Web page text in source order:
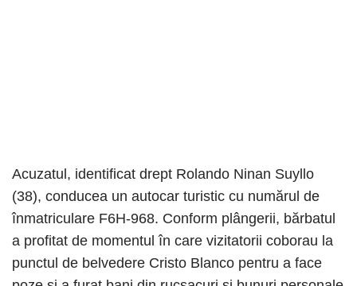
Acuzatul, identificat drept Rolando Ninan Suyllo
(38), conducea un autocar turistic cu numărul de
înmatriculare F6H-968. Conform plângerii, bărbatul
a profitat de momentul în care vizitatorii coborau la
punctul de belvedere Cristo Blanco pentru a face